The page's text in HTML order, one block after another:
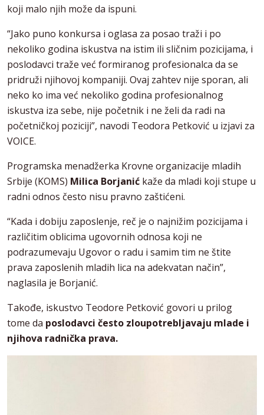
koji malo njih može da ispuni.
“Jako puno konkursa i oglasa za posao traži i po
nekoliko godina iskustva na istim ili sličnim pozicijama, i
poslodavci traže već formiranog profesionalca da se
pridruži njihovoj kompaniji. Ovaj zahtev nije sporan, ali
neko ko ima već nekoliko godina profesionalnog
iskustva iza sebe, nije početnik i ne želi da radi na
početničkoj poziciji”, navodi Teodora Petković u izjavi za
VOICE.
Programska menadžerka Krovne organizacije mladih
Srbije (KOMS) Milica Borjanić kaže da mladi koji stupe u
radni odnos često nisu pravno zaštićeni.
“Kada i dobiju zaposlenje, reč je o najnižim pozicijama i
različitim oblicima ugovornih odnosa koji ne
podrazumevaju Ugovor o radu i samim tim ne štite
prava zaposlenih mladih lica na adekvatan način”,
naglasila je Borjanić.
Takođe, iskustvo Teodore Petković govori u prilog
tome da poslodavci često zloupotrebljavaju mlade i
njihova radnička prava.